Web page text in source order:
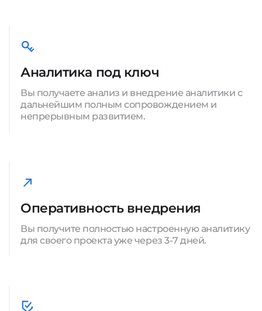
Аналитика под ключ
Вы получаете анализ и внедрение аналитики с
дальнейшим полным сопровождением и
непрерывным развитием.
Оперативность внедрения
Вы получите полностью настроенную аналитику
для своего проекта уже через 3-7 дней.